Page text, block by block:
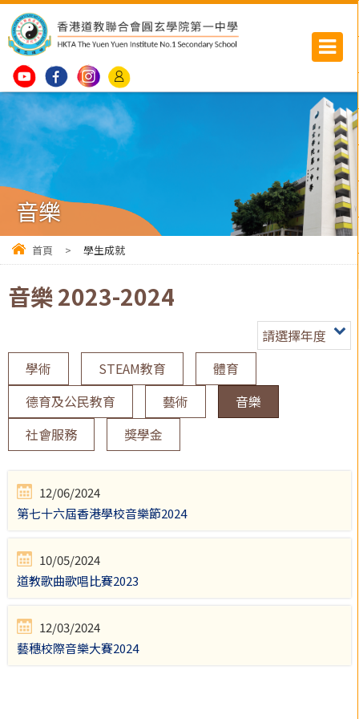
音樂
首頁 > 學生成就
音樂 2023-2024
請選擇年度
學術
STEAM教育
體育
德育及公民教育
藝術
音樂
社會服務
獎學金
12/06/2024
第七十六屆香港學校音樂節2024
10/05/2024
道教歌曲歌唱比賽2023
12/03/2024
藝穗校際音樂大賽2024